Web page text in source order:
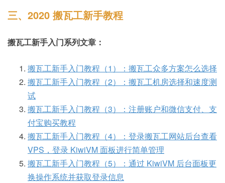
三、2020 搬瓦工新手教程
搬瓦工新手入门系列文章：
搬瓦工新手入门教程（1）：搬瓦工众多方案怎么选择
搬瓦工新手入门教程（2）：搬瓦工机房选择和速度测
试
搬瓦工新手入门教程（3）：注册账户和微信支付、支
付宝购买教程
搬瓦工新手入门教程（4）：登录搬瓦工网站后台查看
VPS，登录 KiwiVM 面板进行简单管理
搬瓦工新手入门教程（5）：通过 KiwiVM 后台面板更
换操作系统并获取登录信息